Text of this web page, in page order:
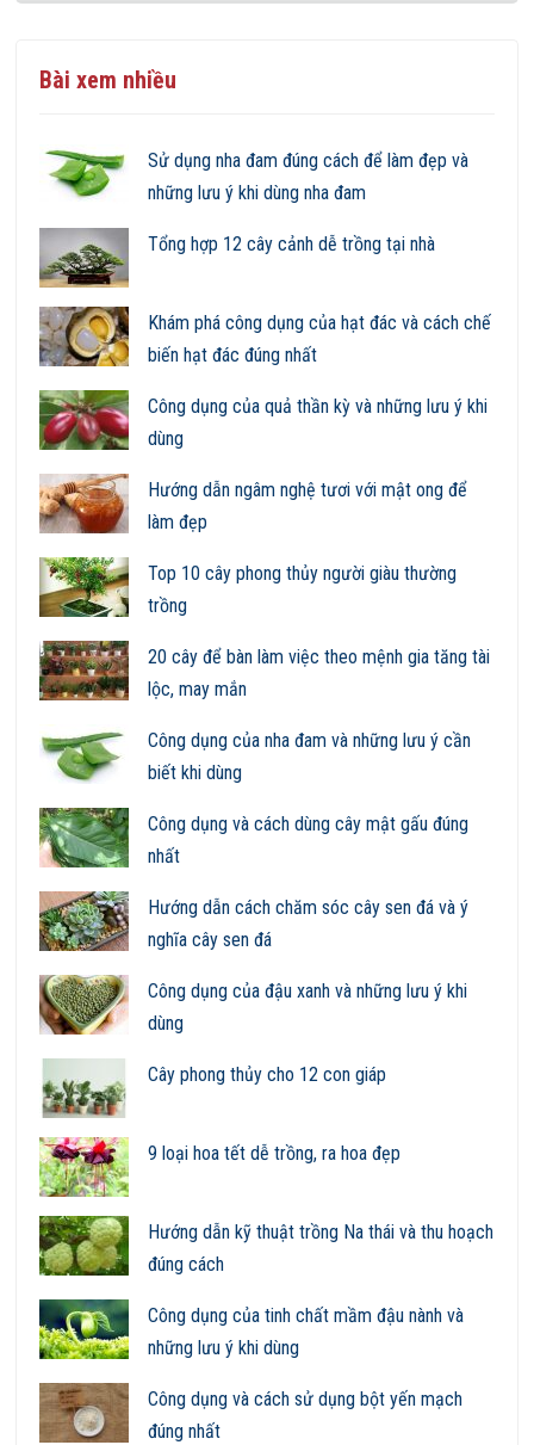
Bài xem nhiều
Sử dụng nha đam đúng cách để làm đẹp và
những lưu ý khi dùng nha đam
Tổng hợp 12 cây cảnh dễ trồng tại nhà
Khám phá công dụng của hạt đác và cách chế
biến hạt đác đúng nhất
Công dụng của quả thần kỳ và những lưu ý khi
dùng
Hướng dẫn ngâm nghệ tươi với mật ong để
làm đẹp
Top 10 cây phong thủy người giàu thường
trồng
20 cây để bàn làm việc theo mệnh gia tăng tài
lộc, may mắn
Công dụng của nha đam và những lưu ý cần
biết khi dùng
Công dụng và cách dùng cây mật gấu đúng
nhất
Hướng dẫn cách chăm sóc cây sen đá và ý
nghĩa cây sen đá
Công dụng của đậu xanh và những lưu ý khi
dùng
Cây phong thủy cho 12 con giáp
9 loại hoa tết dễ trồng, ra hoa đẹp
Hướng dẫn kỹ thuật trồng Na thái và thu hoạch
đúng cách
Công dụng của tinh chất mầm đậu nành và
những lưu ý khi dùng
Công dụng và cách sử dụng bột yến mạch
đúng nhất